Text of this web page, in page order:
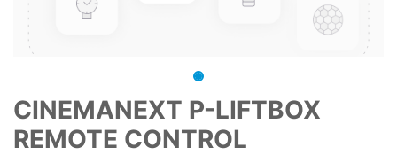
CINEMANEXT P-LIFTBOX
REMOTE CONTROL